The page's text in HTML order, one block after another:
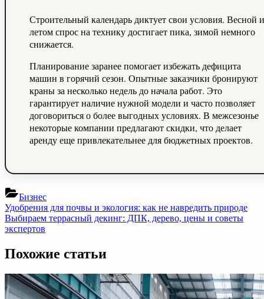
Строительный календарь диктует свои условия. Весной и
летом спрос на технику достигает пика, зимой немного
снижается.
Планирование заранее помогает избежать дефицита
машин в горячий сезон. Опытные заказчики бронируют
краны за несколько недель до начала работ. Это
гарантирует наличие нужной модели и часто позволяет
договориться о более выгодных условиях. В межсезонье
некоторые компании предлагают скидки, что делает
аренду еще привлекательнее для бюджетных проектов.
Бизнес
Навигация
по
Previous
Post:
Удобрения для почвы и экология: как не навредить природе
Next
Post:
Выбираем террасный декинг: ДПК, дерево, цены и советы
экспертов
Похожие статьи